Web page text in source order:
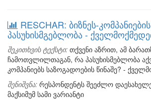
RESCHAR: ბიზნეს-კომპანიების
პასუხისმგებლობა -
შეკითხვის ტექსტი: თქვენი აზრით, ამ
ჩამოთვლილთაგან, რა პასუხისმებლობა
კომპანიებს საზოგადოების წინაშე? -
შენიშვნა: რესპონდენტს შეეძლო
მაქსიმუმ სამი ვარიანტი